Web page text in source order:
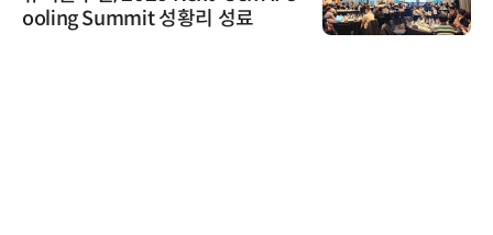
ooling Summit 성황리 성료